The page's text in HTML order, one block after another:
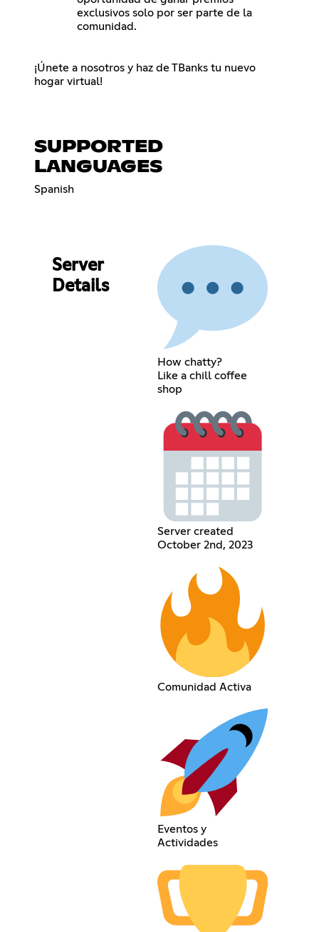
exclusivos solo por ser parte de la
comunidad.
¡Únete a nosotros y haz de TBanks tu nuevo
hogar virtual!
SUPPORTED
LANGUAGES
Spanish
Server
Details
How chatty?
Like a chill coffee
shop
Server created
October 2nd, 2023
Comunidad Activa
Eventos y
Actividades